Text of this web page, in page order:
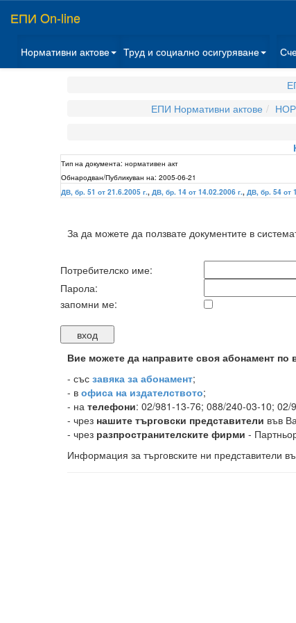
ЕПИ On-line
Нормативни актове Труд и социално осигуряване
ЕПИ Нормативни актове
Тип на документа: нормативен акт
Обнародван/Публикуван на: 2005-06-21
ДВ, бр. 51 от 21.6.2005 г., ДВ, бр. 14 от 14.02.2006 г., ДВ, бр. 54 от
За да можете да ползвате документите в
Потребителско име:
Парола:
запомни ме:
Вие можете да направите своя абонамент по
- със завяка за абонамент;
- в офиса на издателството;
- на телефони: 02/981-13-76; 088/240-03-10; 02/
- чрез нашите търговски представители във
- чрез разпространителските фирми -
Информация за търговските ни представители